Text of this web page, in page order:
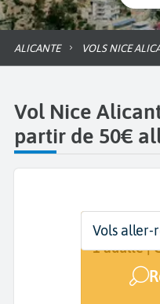
ALICANTE VOLS NICE
Vol Nice
partir de 50€
Départ
Nice (NCE)
Dates
Dates de
Voyageurs |
1 adulte |
Vols aller-